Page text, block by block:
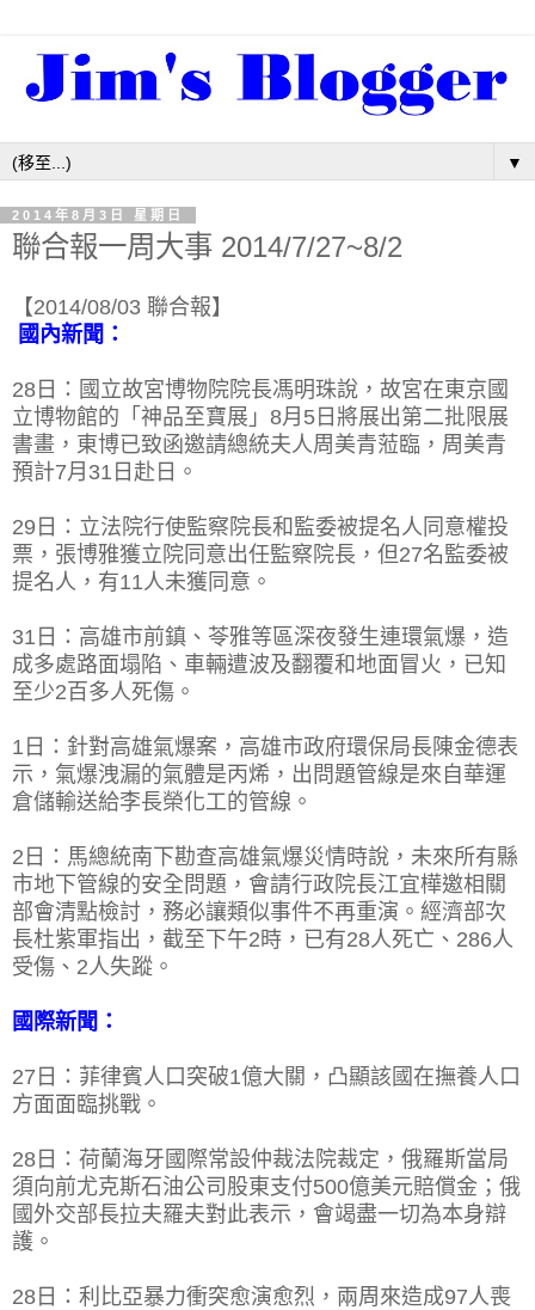
▼
2014年8月3日 星期日
聯合報一周大事 2014/7/27~8/2
【2014/08/03 聯合報】
國內新聞：
28日：國立故宮博物院院長馮明珠說，故宮在東京國
立博物館的「神品至寶展」8月5日將展出第二批限展
書畫，東博已致函邀請總統夫人周美青蒞臨，周美青
預計7月31日赴日。
29日：立法院行使監察院長和監委被提名人同意權投
票，張博雅獲立院同意出任監察院長，但27名監委被
提名人，有11人未獲同意。
31日：高雄市前鎮、苓雅等區深夜發生連環氣爆，造
成多處路面塌陷、車輛遭波及翻覆和地面冒火，已知
至少2百多人死傷。
1日：針對高雄氣爆案，高雄市政府環保局長陳金德表
示，氣爆洩漏的氣體是丙烯，出問題管線是來自華運
倉儲輸送給李長榮化工的管線。
2日：馬總統南下勘查高雄氣爆災情時說，未來所有縣
市地下管線的安全問題，會請行政院長江宜樺邀相關
部會清點檢討，務必讓類似事件不再重演。經濟部次
長杜紫軍指出，截至下午2時，已有28人死亡、286人
受傷、2人失蹤。
國際新聞：
27日：菲律賓人口突破1億大關，凸顯該國在撫養人口
方面面臨挑戰。
28日：荷蘭海牙國際常設仲裁法院裁定，俄羅斯當局
須向前尤克斯石油公司股東支付500億美元賠償金；俄
國外交部長拉夫羅夫對此表示，會竭盡一切為本身辯
護。
28日：利比亞暴力衝突愈演愈烈，兩周來造成97人喪